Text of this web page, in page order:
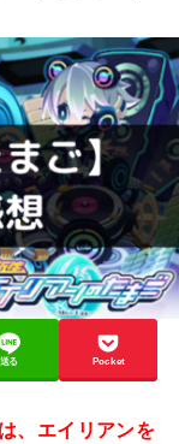
送る Pocket
、エイリアンを